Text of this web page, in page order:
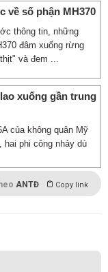
về số phận MH370
thông tin, những
đâm xuống rừng
và đem ...
xuống gần trung
của không quân Mỹ
hai phi công nhảy dù
ANTĐ Copy link